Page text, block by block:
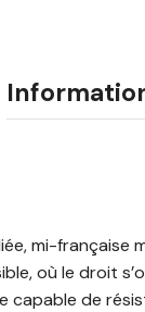
mi-française
où le droit
capable de